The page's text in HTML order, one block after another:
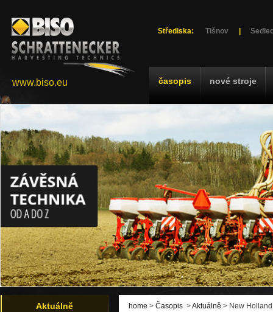
Střediska: Tišnov
časopis nové stroje
www.biso.eu
home > Časopis >Aktuálně > New
Aktuálně